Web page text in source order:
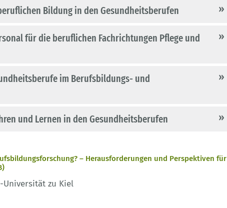
Bildung in den Gesundheitsberufen
für die beruflichen Fachrichtungen Pflege und
im Berufsbildungs- und
und Lernen in den Gesundheitsberufen
– Herausforderungen und Perspektiven für
Universität zu Kiel